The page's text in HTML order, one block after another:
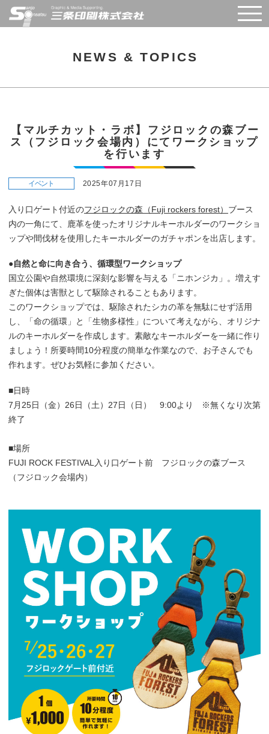
content
NEWS & TOPICS
【マルチカット・ラボ】フジロックの森ブー
ス（フジロック会場内）にてワークショップ
を行います
イベント 2025年07月17日
入り口ゲート付近のフジロックの森（Fuji rockers forest） ブース
内の一角にて、鹿革を使ったオリジナルキーホルダーのワークショ
ップや間伐材を使用したキーホルダーのガチャポンを出店します。
●自然と命に向き合う、循環型ワークショップ
国立公園や自然環境に深刻な影響を与える「ニホンジカ」。増えす
ぎた個体は害獣として駆除されることもあります。
このワークショップでは、駆除されたシカの革を無駄にせず活用
し、「命の循環」と「生物多様性」について考えながら、オリジナ
ルのキーホルダーを作成します。素敵なキーホルダーを一緒に作り
ましょう！所要時間10分程度の簡単な作業なので、お子さんでも
作れます。ぜひお気軽に参加ください。
■日時
7月25日（金）26日（土）27日（日） 9:00より ※無くなり次第
終了
■場所
FUJI ROCK FESTIVAL入り口ゲート前 フジロックの森ブース
（フジロック会場内）